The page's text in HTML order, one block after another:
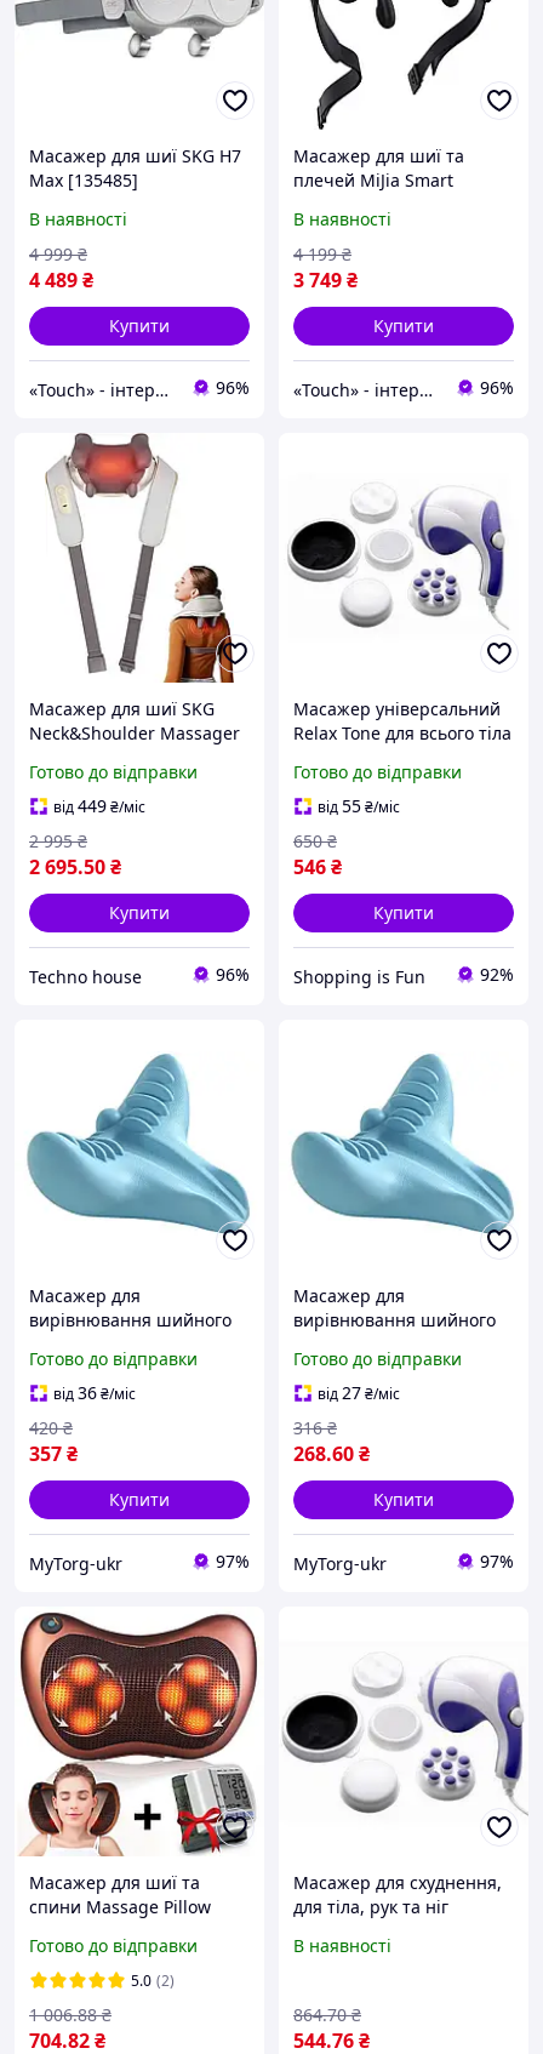
Масажер для шиї SKG H7
Max [135485]
В наявності
4 489₴
4 999 ₴
Купити
«Touch» - інтернет-магазин електроніки та гаджетів 96%
Масажер для шиї та
плечей MiJia Smart
Massager
(MJJJAMY01YMYY) [161163]
В наявності
3 749₴
4 199 ₴
Купити
«Touch» - інтернет-магазин електроніки та гаджетів 96%
Масажер для шиї SKG
Neck&Shoulder Massager
шийний масажер із
підігрівом
Готово до відправки
від449₴/міс
2 695.50₴
2 995 ₴
Купити
Techno house 96%
Масажер універсальний
Relax Tone для всього тіла
схуднення Релакс Тон
Готово до відправки
від55₴/міс
546₴
650 ₴
Купити
Shopping is Fun 92%
Масажер для
вирівнювання шийного
8,5 х 9 см Синій
Готово до відправки
від36₴/міс
357₴
420 ₴
Купити
MyTorg-ukr 97%
Масажер для
вирівнювання шийного
10 см Синій
Готово до відправки
від27₴/міс
268.60₴
316 ₴
Купити
MyTorg-ukr 97%
Масажер для шиї та
спини Massage Pillow
Роликова масажна
подушка
Готово до відправки
5.0 (2)
704.82₴
1 006.88 ₴
Масажер для схуднення,
для тіла, рук та ніг
В наявності
544.76₴
864.70 ₴